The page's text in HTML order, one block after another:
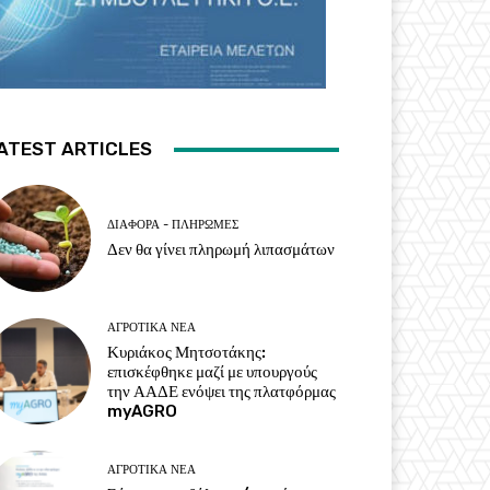
ARTICLES
ΔΙΆΦΟΡΑ - ΠΛΗΡΩΜΈΣ
Δεν θα γίνει πληρωμή λιπασμάτων
ΑΓΡΟΤΙΚΆ ΝΈΑ
Κυριάκος Μητσοτάκης:
επισκέφθηκε μαζί με υπουργούς
την ΑΑΔΕ ενόψει της πλατφόρμας
myAGRO
ΑΓΡΟΤΙΚΆ ΝΈΑ